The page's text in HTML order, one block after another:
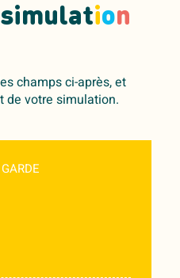
vie à
ion
champs ci-après, et
de votre simulation.